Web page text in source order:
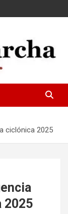
ciclónica 2025
2025